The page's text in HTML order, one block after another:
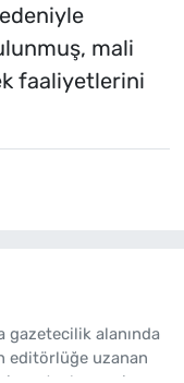
mali
faaliyetlerini
gazetecilik alanında
editörlüğe uzanan